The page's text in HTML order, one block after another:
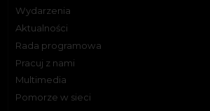
Wydarzenia
Aktualności
Rada programowa
Pracuj z nami
Multimedia
Pomorze w sieci